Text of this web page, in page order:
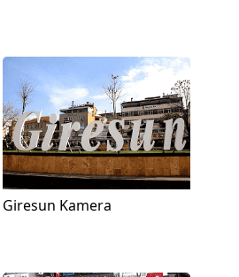
Giresun Kamera